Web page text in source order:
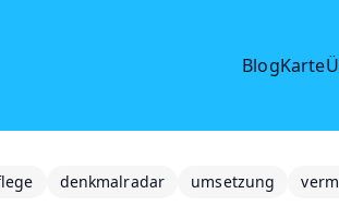
BlogKarte
denkmalradar umsetzung